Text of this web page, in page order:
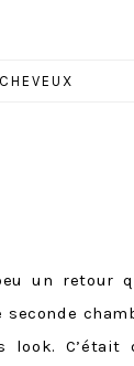
CHEVEUX
un retour
look.